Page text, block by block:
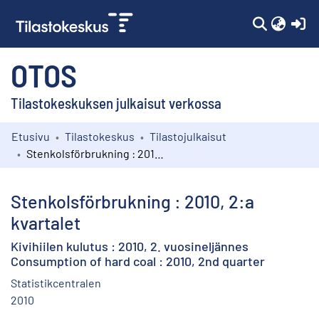
OTOS
Tilastokeskuksen julkaisut verkossa
Kokoelmat
Etusivu Tilastokeskus
Tilastojulkaisut
Stenkolsförbrukning : 2010, 2:a
kvartalet
Kivihiilen kulutus : 2010, 2. vuosineljännes
Consumption of hard coal : 2010, 2nd quarter
Statistikcentralen
2010